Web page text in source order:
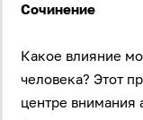
Сочинение
Какое влияние
человека? Этот
центре внимания